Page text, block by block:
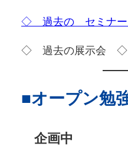
◇ 過去の セミナ
◇ 過去の展示会 ◇
■オープン勉
企画中